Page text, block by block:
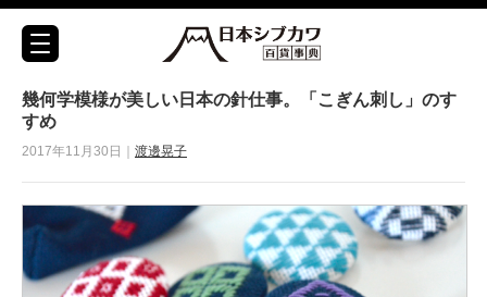
幾何学模様が美しい日本の針仕事。「こぎん刺し」のす
すめ
2017年11月30日｜ 渡邊晃子